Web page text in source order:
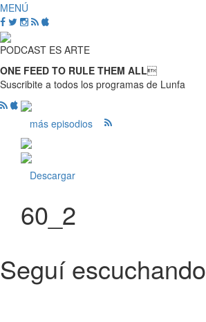
MENÚ
PODCAST ES ARTE
ONE FEED TO RULE THEM ALL
Suscribite a todos los programas de Lunfa
más episodios
Descargar
60_2
Seguí escuchando